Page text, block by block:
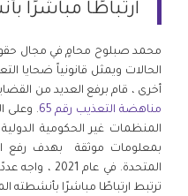
ارتباطًا مباشرًا
محمد صبلوح محامٍ في مجال
الحالات ويمثل قانونياً ضحايا
أخرى ، قام برفع العديد من
مناهضة التعذيب رقم 65
. وعلى
المنظمات غير الحكومية
بمعلومات موثقة بهدف رفع
المتحدة. في
ترتبط ارتباطًا مباشرًا بأنشطته